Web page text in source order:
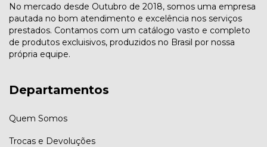
No mercado desde Outubro de 2018, somos uma empresa
pautada no bom atendimento e excelência nos serviços
prestados. Contamos com um catálogo vasto e completo
de produtos excluisivos, produzidos no Brasil por nossa
própria equipe.
Departamentos
Quem Somos
Trocas e Devoluções